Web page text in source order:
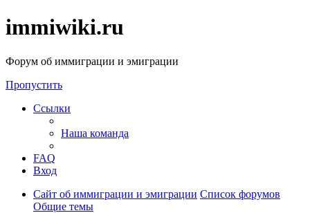
immiwiki.ru
Форум об иммиграции и эмиграции
Пропустить
Ссылки
Наша команда
FAQ
Вход
Сайт об иммиграции и эмиграции Список форумов
Общие темы